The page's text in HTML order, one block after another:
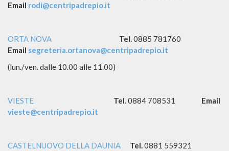
Email rodi@centripadrepio.it
ORTA NOVA Tel. 0885 781760
Email segreteria.ortanova@centripadrepio.it
(lun./ven. dalle 10.00 alle 11.00)
VIESTE Tel. 0884 708531
Email
vieste@centripadrepio.it
CASTELNUOVO DELLA DAUNIA Tel. 0881 559321